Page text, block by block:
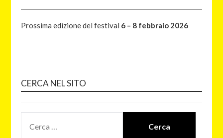
Prossima edizione del festival 6 – 8 febbraio 2026
CERCA NEL SITO